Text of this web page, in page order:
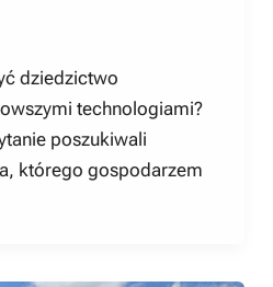
dziedzictwo
technologiami?
poszukiwali
którego gospodarzem